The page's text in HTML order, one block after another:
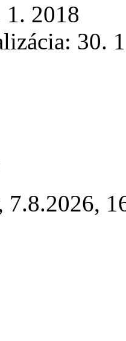
2018
30.
7.8.2026,